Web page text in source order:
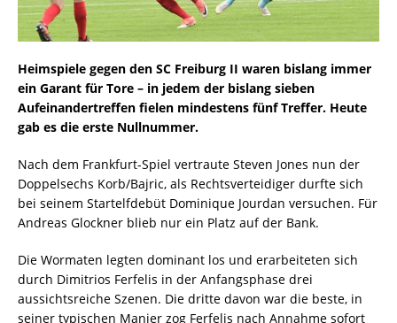
Heimspiele gegen den SC Freiburg II waren bislang immer
ein Garant für Tore – in jedem der bislang sieben
Aufeinandertreffen fielen mindestens fünf Treffer. Heute
gab es die erste Nullnummer.
Nach dem Frankfurt-Spiel vertraute Steven Jones nun der
Doppelsechs Korb/Bajric, als Rechtsverteidiger durfte sich
bei seinem Startelfdebüt Dominique Jourdan versuchen. Für
Andreas Glockner blieb nur ein Platz auf der Bank.
Die Wormaten legten dominant los und erarbeiteten sich
durch Dimitrios Ferfelis in der Anfangsphase drei
aussichtsreiche Szenen. Die dritte davon war die beste, in
seiner typischen Manier zog Ferfelis nach Annahme sofort